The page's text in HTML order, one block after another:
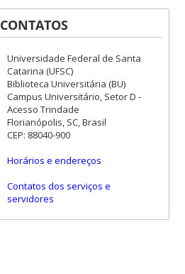
CONTATOS
Universidade Federal de Santa
Catarina (UFSC)
Biblioteca Universitária (BU)
Campus Universitário, Setor D -
Acesso Trindade
Florianópolis, SC, Brasil
CEP: 88040-900
Horários e endereços
Contatos dos serviços e
servidores